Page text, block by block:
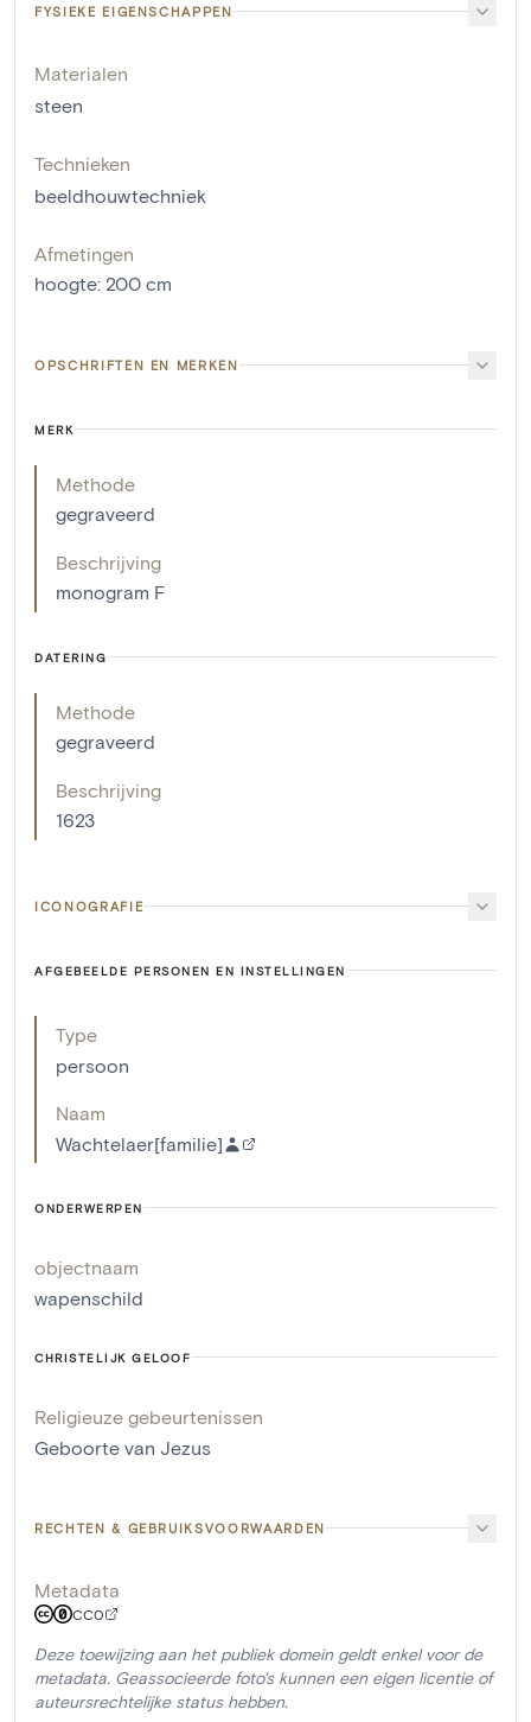
FYSIEKE EIGENSCHAPPEN
Materialen
steen
Technieken
beeldhouwtechniek
Afmetingen
hoogte: 200 cm
OPSCHRIFTEN EN MERKEN
MERK
Methode
gegraveerd
Beschrijving
monogram F
DATERING
Methode
gegraveerd
Beschrijving
1623
ICONOGRAFIE
AFGEBEELDE PERSONEN EN INSTELLINGEN
Type
persoon
Naam
Wachtelaer[familie]
ONDERWERPEN
objectnaam
wapenschild
CHRISTELIJK GELOOF
Religieuze gebeurtenissen
Geboorte van Jezus
RECHTEN & GEBRUIKSVOORWAARDEN
Metadata
CC0
Deze toewijzing aan het publiek domein geldt enkel voor de
metadata. Geassocieerde foto's kunnen een eigen licentie of
auteursrechtelijke status hebben.